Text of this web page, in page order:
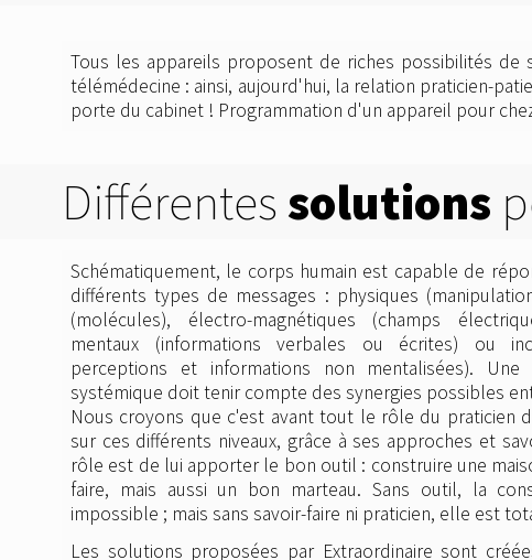
Tous les appareils proposent de riches possibilités de
télémédecine : ainsi, aujourd'hui, la relation praticien-
porte du cabinet ! Programmation d'un appareil pour
complet, chaque approche permet des avancées
Différentessolutions
Schématiquement, le corps humain est capable de
différents types de messages : physiques
(molécules), électro-magnétiques (champs
mentaux (informations verbales ou écrites) ou
perceptions et informations non mentalisées). Une
systémique doit tenir compte des synergies possibles
Nous croyons que c'est avant tout le rôle du praticien
sur ces différents niveaux, grâce à ses approches et
rôle est de lui apporter le bon outil : construire une
faire, mais aussi un bon marteau. Sans outil, la
impossible ; mais sans savoir-faire ni praticien, elle est
Les solutions proposées par Extraordinaire sont